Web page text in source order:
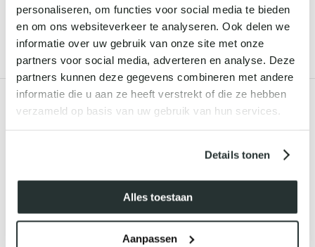
personaliseren, om functies voor social media te bieden
en om ons websiteverkeer te analyseren. Ook delen we
informatie over uw gebruik van onze site met onze
partners voor social media, adverteren en analyse. Deze
partners kunnen deze gegevens combineren met andere
informatie die u aan ze heeft verstrekt of die ze hebben
verzameld op basis van uw gebruik van hun services.
Details tonen
Alles toestaan
Aanpassen
PHYTO NATURE
LIFTING EYE CREAM
€ 129,00
BIOLUMIN-C NIGHT
RESTORE
€ 113,00
HELEEN
Altijd is het weer fijn om te komen, goede behanding en fijne